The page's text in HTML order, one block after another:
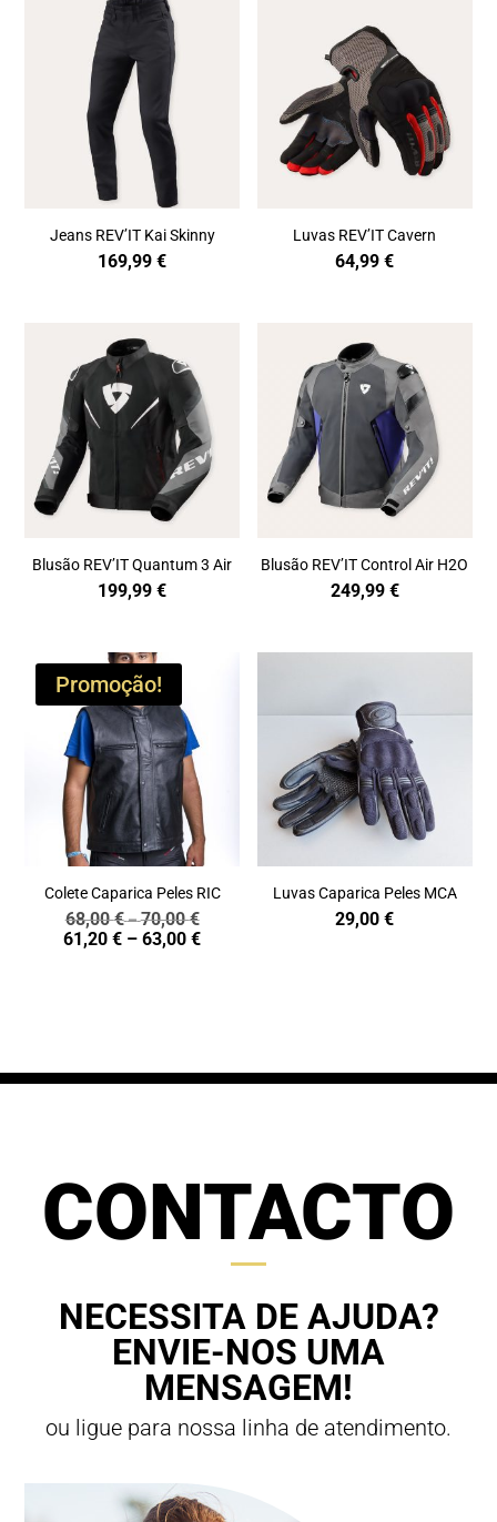
Jeans REV’IT Kai Skinny
169,99€
Luvas REV’IT Cavern
64,99€
Blusão REV’IT Quantum 3 Air
199,99€
Blusão REV’IT Control Air H2O
249,99 €
Promoção!
Colete Caparica Peles RIC
68,00€–70,00€Price
range:
61,20€ – 63,00€Price
Luvas Caparica Peles MCA
29,00€
CONTACTO
NECESSITA DE AJUDA?
ENVIE-NOS UMA
MENSAGEM!
ou ligue para nossa linha de atendimento.